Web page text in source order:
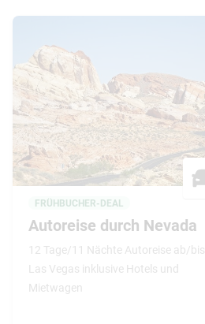
FRÜHBUCHER-DEAL
Autoreise durch Nevada
12 Tage/11 Nächte Autoreise ab/bis
Las Vegas inklusive Hotels und
Mietwagen